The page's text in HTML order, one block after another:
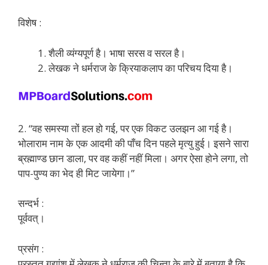
विशेष :
शैली व्यंग्यपूर्ण है। भाषा सरस व सरल है।
लेखक ने धर्मराज के क्रियाकलाप का परिचय दिया है।
2. “वह समस्या तों हल हो गई, पर एक विकट उलझन आ गई है।
भोलाराम नाम के एक आदमी की पाँच दिन पहले मृत्यु हुई। इसने सारा
ब्रह्माण्ड छान डाला, पर वह कहीं नहीं मिला। अगर ऐसा होने लगा, तो
पाप-पुण्य का भेद ही मिट जायेगा।”
सन्दर्भ :
पूर्ववत्।
प्रसंग :